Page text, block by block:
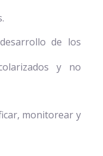
de los
y no
monitorear y